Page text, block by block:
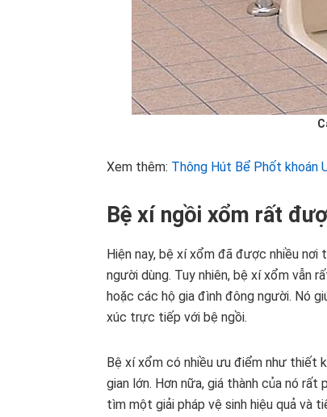
Xem thêm: Thông Hút Bể Phốt khoán
Bệ xí ngồi xổm rất
Hiện nay, bệ xí xổm đã được nhiều
người dùng. Tuy nhiên, bệ xí xổm vẫn
hoặc các hộ gia đình đông người. Nó
xúc trực tiếp với bệ ngồi.
Bệ xí xổm có nhiều ưu điểm như thiết
gian lớn. Hơn nữa, giá thành của nó rất
tìm một giải pháp vệ sinh hiệu quả và